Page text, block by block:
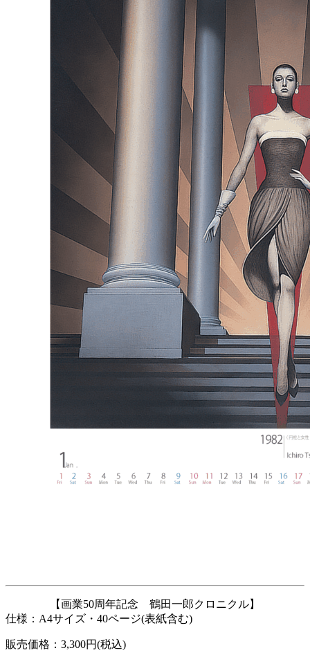
【画業50周年記念 鶴田一郎クロニクル】
仕様：A4サイズ・40ページ(表紙含む)
販売価格：3,300円(税込)